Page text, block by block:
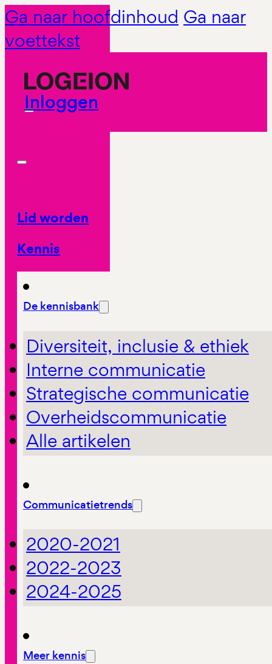
Ga naar hoofdinhoud Ga naar
voettekst
Inloggen
Lid worden
Kennis
De kennisbank
Diversiteit, inclusie & ethiek
Interne communicatie
Strategische communicatie
Overheidscommunicatie
Alle artikelen
Communicatietrends
2020-2021
2022-2023
2024-2025
Meer kennis